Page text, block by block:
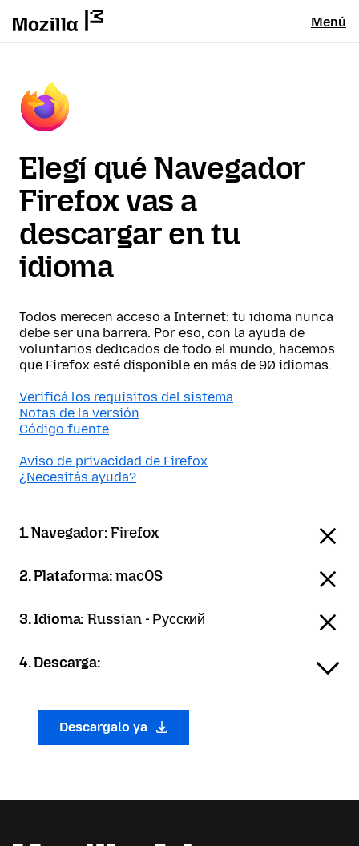
Menú
Elegí qué Navegador
Firefox vas a
descargar en tu
idioma
Todos merecen acceso a Internet: tu idioma nunca
debe ser una barrera. Por eso, con la ayuda de
voluntarios dedicados de todo el mundo, hacemos
que Firefox esté disponible en más de 90 idiomas.
Verificá los requisitos del sistema
Notas de la versión
Código fuente
Aviso de privacidad de Firefox
¿Necesitás ayuda?
1. Navegador:Firefox
2. Plataforma:macOS
3. Idioma:Russian - Русский
4. Descarga:
Descargalo ya